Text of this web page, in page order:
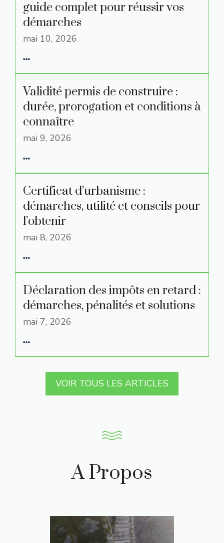
guide complet pour réussir vos
démarches
mai 10, 2026
Validité permis de construire :
durée, prorogation et conditions à
connaître
mai 9, 2026
Certificat d’urbanisme :
démarches, utilité et conseils pour
l’obtenir
mai 8, 2026
Déclaration des impôts en retard :
démarches, pénalités et solutions
mai 7, 2026
VOIR TOUS LES ARTICLES
A Propos